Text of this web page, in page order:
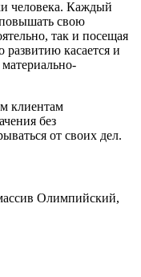
человека. Каждый
свою
так и посещая
касается и
клиентам
без
от своих дел.
Олимпийский,